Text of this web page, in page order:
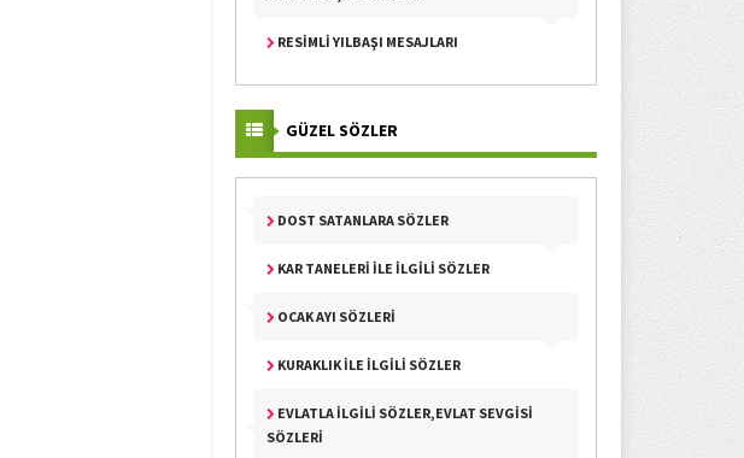
RESIMLI YILBAŞI MESAJLARI
GÜZEL SÖZLER
DOST SATANLARA SÖZLER
KAR TANELERI İLE İLGILI SÖZLER
OCAK AYI SÖZLERI
KURAKLIK İLE İLGILI SÖZLER
EVLATLA İLGILI SÖZLER,EVLAT SEVGISI
SÖZLERI